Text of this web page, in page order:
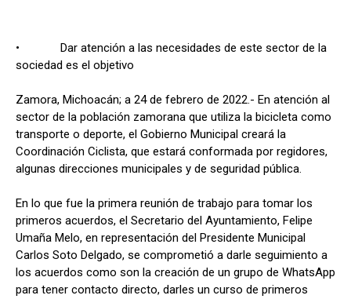
• Dar atención a las necesidades de este sector de la
sociedad es el objetivo
Zamora, Michoacán; a 24 de febrero de 2022.- En atención al
sector de la población zamorana que utiliza la bicicleta como
transporte o deporte, el Gobierno Municipal creará la
Coordinación Ciclista, que estará conformada por regidores,
algunas direcciones municipales y de seguridad pública.
En lo que fue la primera reunión de trabajo para tomar los
primeros acuerdos, el Secretario del Ayuntamiento, Felipe
Umaña Melo, en representación del Presidente Municipal
Carlos Soto Delgado, se comprometió a darle seguimiento a
los acuerdos como son la creación de un grupo de WhatsApp
para tener contacto directo, darles un curso de primeros